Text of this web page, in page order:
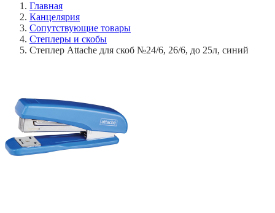
Главная
Канцелярия
Сопутствующие товары
Степлеры и скобы
Степлер Attache для скоб №24/6, 26/6, до 25л, синий